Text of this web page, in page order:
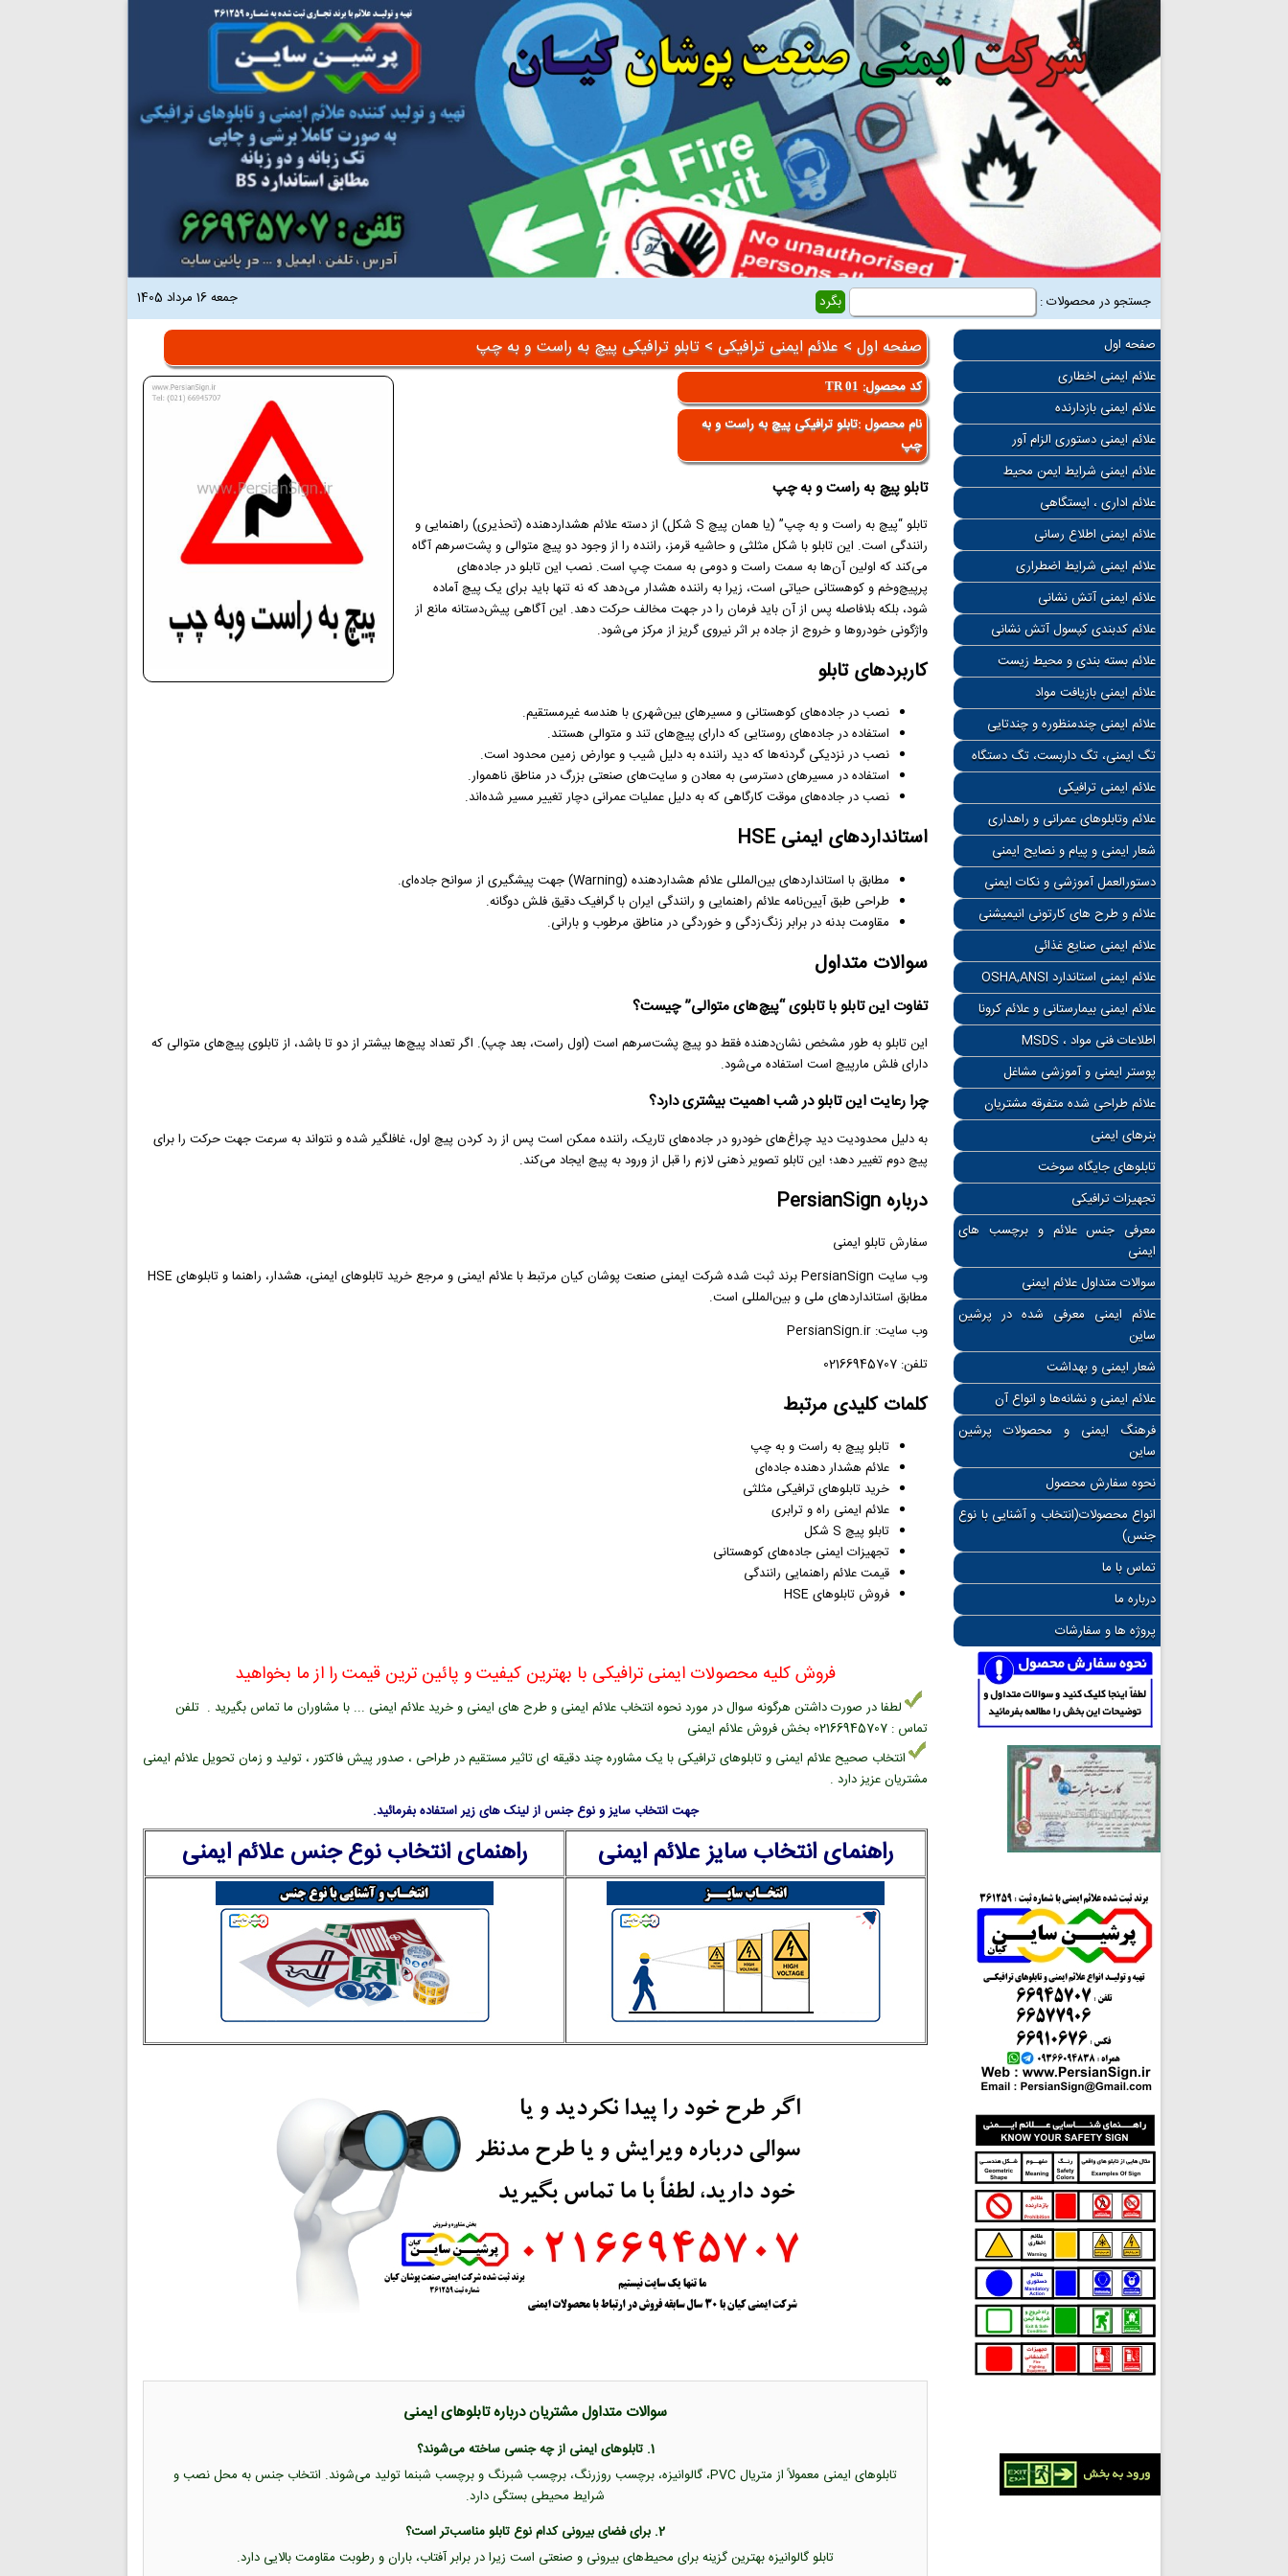
جستجو در محصولات : جمعه 16 مرداد 1405
صفحه اول
علائم ایمنی اخطاری
علائم ایمنی بازدارنده
علائم ایمنی دستوری الزام آور
علائم ایمنی شرایط ایمن محیط
علائم اداری ، ایستگاهی
علائم ایمنی اطلاع رسانی
علائم ایمنی شرایط اضطراری
علائم ایمنی آتش نشانی
علائم کدبندی کپسول آتش نشانی
علائم بسته بندی و محیط زیست
علائم ایمنی بازیافت مواد
علائم ایمنی چندمنظوره و چندتایی
تگ ایمنی، تگ داربست، تگ دستگاه
علائم ایمنی ترافیکی
علائم وتابلوهای عمرانی و راهداری
شعار ایمنی و پیام و نصایح ایمنی
دستورالعمل آموزشی و نکات ایمنی
علائم و طرح های کارتونی انیمیشنی
علائم ایمنی صنایع غذائی
علائم ایمنی استاندارد OSHA,ANSI
علائم ایمنی بیمارستانی و علائم کرونا
اطلاعات فنی مواد ، MSDS
پوستر ایمنی و آموزشی مشاغل
علائم طراحی شده متفرقه مشتریان
بنرهای ایمنی
تابلوهای جایگاه سوخت
تجهیزات ترافیکی
معرفی جنس علائم و برچسب های
ایمنی
سوالات متداول علائم ایمنی
علائم ایمنی معرفی شده در پرشین
ساین
شعار ایمنی و بهداشت
علائم ایمنی و نشانه‌ها و انواع آن
فرهنگ ایمنی و محصولات پرشین
ساین
نحوه سفارش محصول
انواع محصولات(انتخاب و آشنایی با نوع
جنس)
تماس با ما
درباره ما
پروژه ها و سفارشات
صفحه اول> علائم ایمنی ترافیکی> تابلو ترافیکی پیچ به راست و به چپ
کد محصول: TR 01
نام محصول :تابلو ترافیکی پیچ به راست و به
چپ
تابلو پیچ به راست و به چپ
تابلو “پیچ به راست و به چپ” (یا همان پیچ S شکل) از دسته علائم هشداردهنده (تحذیری) راهنمایی و
رانندگی است. این تابلو با شکل مثلثی و حاشیه قرمز، راننده را از وجود دو پیچ متوالی و پشت‌سرهم آگاه
می‌کند که اولین آن‌ها به سمت راست و دومی به سمت چپ است. نصب این تابلو در جاده‌های
پرپیچ‌وخم و کوهستانی حیاتی است، زیرا به راننده هشدار می‌دهد که نه تنها باید برای یک پیچ آماده
شود، بلکه بلافاصله پس از آن باید فرمان را در جهت مخالف حرکت دهد. این آگاهی پیش‌دستانه مانع از
واژگونی خودروها و خروج از جاده بر اثر نیروی گریز از مرکز می‌شود.
کاربردهای تابلو
نصب در جاده‌های کوهستانی و مسیرهای بین‌شهری با هندسه غیرمستقیم.
استفاده در جاده‌های روستایی که دارای پیچ‌های تند و متوالی هستند.
نصب در نزدیکی گردنه‌ها که دید راننده به دلیل شیب و عوارض زمین محدود است.
استفاده در مسیرهای دسترسی به معادن و سایت‌های صنعتی بزرگ در مناطق ناهموار.
نصب در جاده‌های موقت کارگاهی که به دلیل عملیات عمرانی دچار تغییر مسیر شده‌اند.
استانداردهای ایمنی HSE
مطابق با استانداردهای بین‌المللی علائم هشداردهنده (Warning) جهت پیشگیری از سوانح جاده‌ای.
طراحی طبق آیین‌نامه علائم راهنمایی و رانندگی ایران با گرافیک دقیق فلش دوگانه.
مقاومت بدنه در برابر زنگ‌زدگی و خوردگی در مناطق مرطوب و بارانی.
سوالات متداول
تفاوت این تابلو با تابلوی “پیچ‌های متوالی” چیست؟
این تابلو به طور مشخص نشان‌دهنده فقط دو پیچ پشت‌سرهم است (اول راست، بعد چپ). اگر تعداد پیچ‌ها بیشتر از دو تا باشد، از تابلوی پیچ‌های متوالی که
دارای فلش مارپیچ است استفاده می‌شود.
چرا رعایت این تابلو در شب اهمیت بیشتری دارد؟
به دلیل محدودیت دید چراغ‌های خودرو در جاده‌های تاریک، راننده ممکن است پس از رد کردن پیچ اول، غافلگیر شده و نتواند به سرعت جهت حرکت را برای
پیچ دوم تغییر دهد؛ این تابلو تصویر ذهنی لازم را قبل از ورود به پیچ ایجاد می‌کند.
درباره PersianSign
سفارش تابلو ایمنی
وب سایت PersianSign برند ثبت شده شرکت ایمنی صنعت پوشان کیان مرتبط با علائم ایمنی و مرجع خرید تابلوهای ایمنی، هشدار، راهنما و تابلوهای HSE
مطابق استانداردهای ملی و بین‌المللی است.
وب سایت: PersianSign.ir
تلفن: 02166945707
کلمات کلیدی مرتبط
تابلو پیچ به راست و به چپ
علائم هشدار دهنده جاده‌ای
خرید تابلوهای ترافیکی مثلثی
علائم ایمنی راه و ترابری
تابلو پیچ S شکل
تجهیزات ایمنی جاده‌های کوهستانی
قیمت علائم راهنمایی رانندگی
فروش تابلوهای HSE
فروش کلیه محصولات ایمنی ترافیکی با بهترین کیفیت و پائین ترین قیمت را از ما بخواهید
لطفا در صورت داشتن هرگونه سوال در مورد نحوه انتخاب علائم ایمنی و طرح های ایمنی و خرید علائم ایمنی ... با مشاوران ما تماس بگیرید . تلفن
تماس : 02166945707 بخش فروش علائم ایمنی
انتخاب صحیح علائم ایمنی و تابلوهای ترافیکی با یک مشاوره چند دقیقه ای تاثیر مستقیم در طراحی ، صدور پیش فاکتور ، تولید و زمان تحویل علائم ایمنی
مشتریان عزیز دارد .
جهت انتخاب سایز و نوع جنس از لینک های زیر استفاده بفرمائید.
راهنمای انتخاب سایز علائم ایمنی راهنمای انتخاب نوع جنس علائم ایمنی
سوالات متداول مشتریان درباره تابلوهای ایمنی
1. تابلوهای ایمنی از چه جنسی ساخته می‌شوند؟
تابلوهای ایمنی معمولاً از متریال PVC، گالوانیزه، برچسب روزرنگ، برچسب شبرنگ و برچسب شبنما تولید می‌شوند. انتخاب جنس به محل نصب و
شرایط محیطی بستگی دارد.
2. برای فضای بیرونی کدام نوع تابلو مناسب‌تر است؟
تابلو گالوانیزه بهترین گزینه برای محیط‌های بیرونی و صنعتی است زیرا در برابر آفتاب، باران و رطوبت مقاومت بالایی دارد.